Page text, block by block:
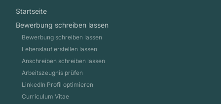
Startseite
Bewerbung schreiben lassen
Bewerbung schreiben lassen
Lebenslauf erstellen lassen
Anschreiben schreiben lassen
Arbeitszeugnis prüfen
LinkedIn Profil optimieren
Curriculum Vitae